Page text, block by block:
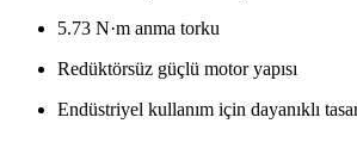
5.73 N·m anma torku
Redüktörsüz güçlü motor yapısı
Endüstriyel kullanım için dayanıklı